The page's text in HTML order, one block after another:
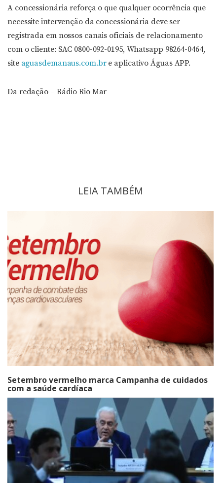
A concessionária reforça o que qualquer ocorrência que
necessite intervenção da concessionária deve ser
registrada em nossos canais oficiais de relacionamento
com o cliente: SAC 0800-092-0195, Whatsapp 98264-0464,
site aguasdemanaus.com.bre aplicativo Águas APP.
Da redação – Rádio Rio Mar
LEIA TAMBÉM
Setembro vermelho marca Campanha de cuidados
com a saúde cardíaca